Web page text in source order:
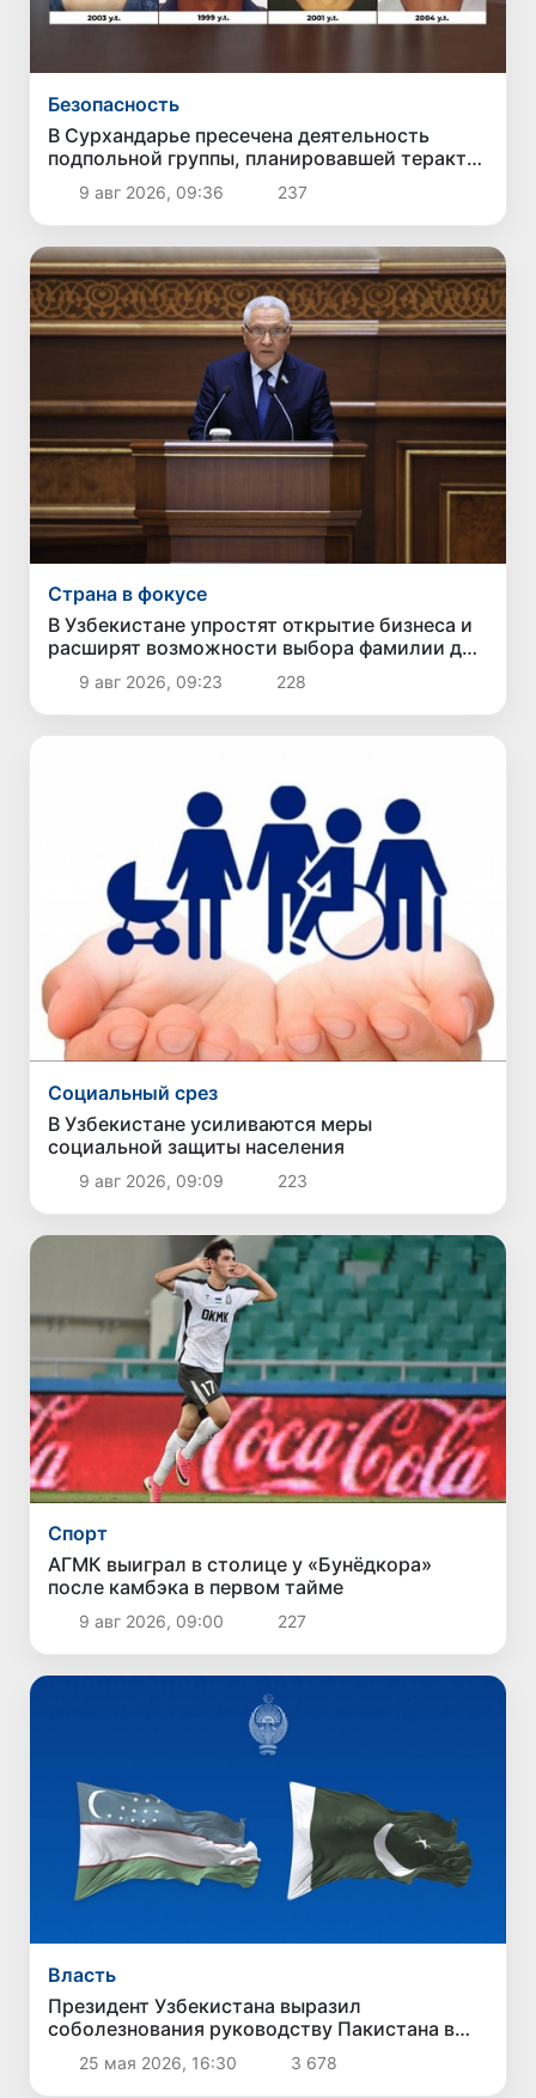
Безопасность
В Сурхандарье пресечена деятельность
подпольной группы, планировавшей теракты
и выезд в Сирию
9 авг 2026, 09:36 237
Страна в фокусе
В Узбекистане упростят открытие бизнеса и
расширят возможности выбора фамилии для
ребенка
9 авг 2026, 09:23 228
Социальный срез
В Узбекистане усиливаются меры
социальной защиты населения
9 авг 2026, 09:09 223
Спорт
АГМК выиграл в столице у «Бунёдкора»
после камбэка в первом тайме
9 авг 2026, 09:00 227
Власть
Президент Узбекистана выразил
соболезнования руководству Пакистана в
связи с терактом в Кветте
25 мая 2026, 16:30 3 678